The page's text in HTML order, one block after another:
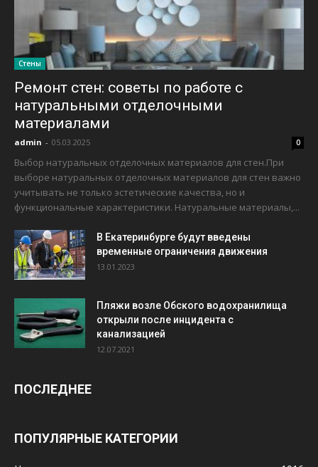
Стены
Ремонт стен: советы по работе с
натуральными отделочными
материалами
admin - 05.03.2025 0
Выбор натуральных отделочных материалов для стен.При
выборе натуральных отделочных материалов для стен важно
учитывать не только эстетические качества, но и
функциональные характеристики. Натуральные материалы,...
В Екатеринбурге будут введены
временные ограничения движения
13.01.2023
Пляжи возле Обского водохранилища
открыли после инцидента с
канализацией
12.07.2021
ПОСЛЕДНЕЕ
ПОПУЛЯРНЫЕ КАТЕГОРИИ